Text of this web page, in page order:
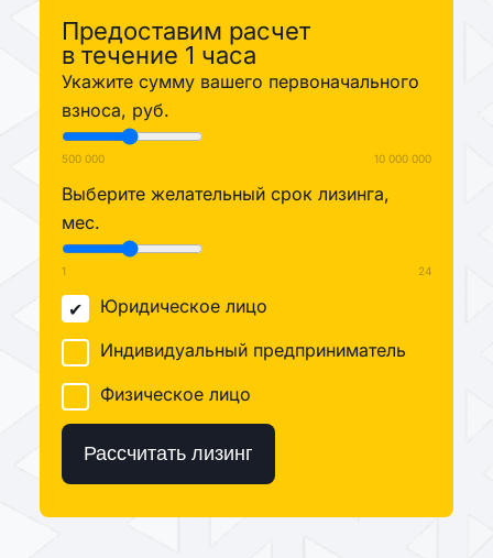
Предоставим расчет
в течение 1 часа
Укажите сумму вашего первоначального
взноса, руб.
500 000 10 000 000
Выберите желательный срок лизинга,
мес.
1 24
Юридическое лицо
Индивидуальный предприниматель
Физическое лицо
Рассчитать лизинг